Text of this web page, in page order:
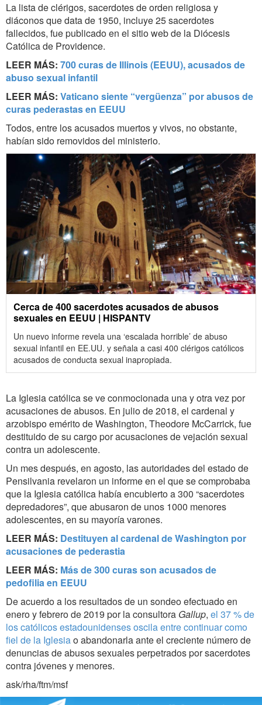
La lista de clérigos, sacerdotes de orden religiosa y
diáconos que data de 1950, incluye 25 sacerdotes
fallecidos, fue publicado en el sitio web de la Diócesis
Católica de Providence.
LEER MÁS: 700 curas de Illinois (EEUU), acusados de
abuso sexual infantil
LEER MÁS: Vaticano siente “vergüenza” por abusos de
curas pederastas en EEUU
Todos, entre los acusados muertos y vivos, no obstante,
habían sido removidos del ministerio.
Cerca de 400 sacerdotes acusados de abusos
sexuales en EEUU | HISPANTV
Un nuevo informe revela una ‘escalada horrible’ de abuso
sexual infantil en EE.UU. y señala a casi 400 clérigos católicos
acusados de conducta sexual inapropiada.
La Iglesia católica se ve conmocionada una y otra vez por
acusaciones de abusos. En julio de 2018, el cardenal y
arzobispo emérito de Washington, Theodore McCarrick, fue
destituido de su cargo por acusaciones de vejación sexual
contra un adolescente.
Un mes después, en agosto, las autoridades del estado de
Pensilvania revelaron un informe en el que se comprobaba
que la Iglesia católica había encubierto a 300 “sacerdotes
depredadores”, que abusaron de unos 1000 menores
adolescentes, en su mayoría varones.
LEER MÁS: Destituyen al cardenal de Washington por
acusaciones de pederastia
LEER MÁS: Más de 300 curas son acusados de
pedofilia en EEUU
De acuerdo a los resultados de un sondeo efectuado en
enero y febrero de 2019 por la consultora Gallup, el 37 % de
los católicos estadounidenses oscila entre continuar como
fiel de la Iglesiao abandonarla ante el creciente número de
denuncias de abusos sexuales perpetrados por sacerdotes
contra jóvenes y menores.
ask/rha/ftm/msf